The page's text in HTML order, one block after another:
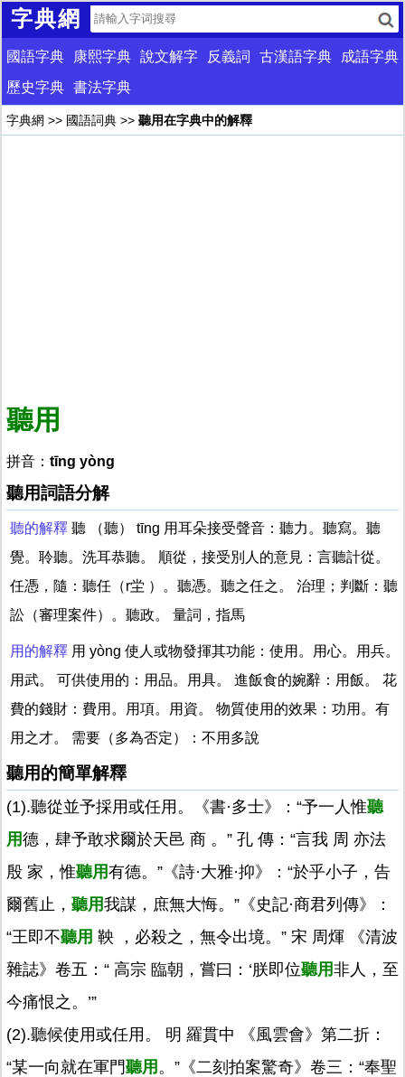
字典網
國語字典 康熙字典 說文解字 反義詞 古漢語字典
成語字典
歷史字典 書法字典
字典網 >> 國語詞典 >> 聽用在字典中的解釋
聽用
拼音： tīng yòng
聽用詞語分解
聽的解釋 聽 （聽） tīng 用耳朵接受聲音：聽力。聽寫。聽
覺。聆聽。洗耳恭聽。 順從，接受別人的意見：言聽計從。
任憑，隨：聽任（r坣 ）。聽憑。聽之任之。 治理；判斷：聽
訟（審理案件）。聽政。 量詞，指馬
用的解釋 用 yòng 使人或物發揮其功能：使用。用心。用兵。
用武。 可供使用的：用品。用具。 進飯食的婉辭：用飯。 花
費的錢財：費用。用項。用資。 物質使用的效果：功用。有
用之才。 需要（多為否定）：不用多說
聽用的簡單解釋
(1).聽從並予採用或任用。《書·多士》：“予一人惟聽
用德，肆予敢求爾於天邑 商 。” 孔 傳：“言我 周 亦法
殷 家，惟聽用有德。”《詩·大雅·抑》：“於乎小子，告
爾舊止， 聽用我謀，庶無大悔。”《史記·商君列傳》：
“王即不聽用 鞅 ，必殺之，無令出境。” 宋 周煇 《清波
雜誌》卷五：“ 高宗 臨朝，嘗曰：‘朕即位聽用非人，至
今痛恨之。’”
(2).聽候使用或任用。 明 羅貫中 《風雲會》第二折：
“某一向就在軍門聽用 。”《二刻拍案驚奇》卷三：“奉聖